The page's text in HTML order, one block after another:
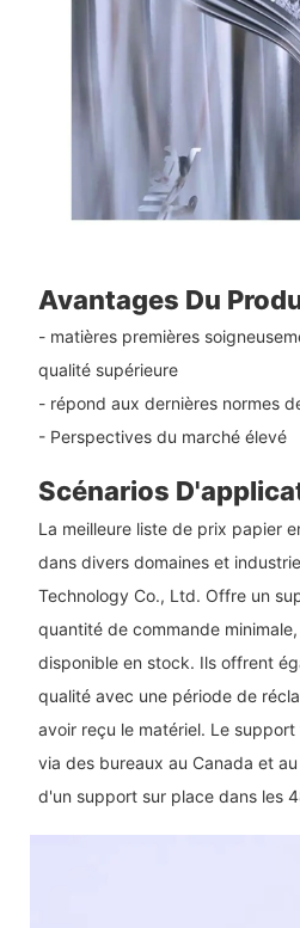
Avantages Du
- matières premières
qualité supérieure
- répond aux dernières normes
- Perspectives du marché élevé
Scénarios
La meilleure liste de prix papier
dans divers domaines et
Technology Co., Ltd. Offre un
quantité de commande
disponible en stock. Ils offrent
qualité avec une période de
avoir reçu le matériel. Le
via des bureaux au Canada et
d'un support sur place dans les